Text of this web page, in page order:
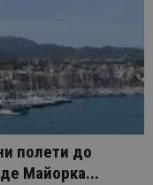
полети до
Майорка...